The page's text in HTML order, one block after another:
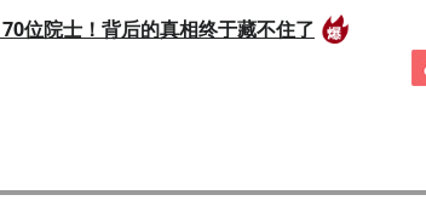
位院士！背后的真相终于藏不住了